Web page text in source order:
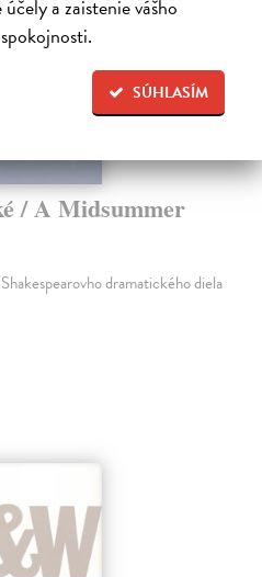
a zaistenie vášho
SÚHLASÍM
/ A Midsummer
dramatického diela